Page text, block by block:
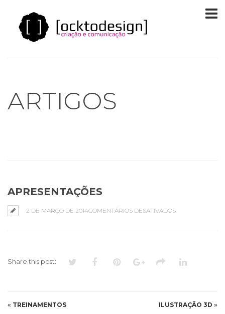
ARTIGOS
APRESENTAÇÕES
2 DE MARÇO DE 2014COMENTÁRIOS DESATIVADOSEM
Share this post:
« TREINAMENTOS ILUSTRAÇÃO 3D »